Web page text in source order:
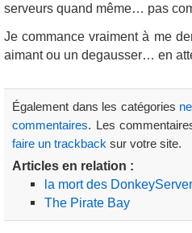
serveurs quand même… pas
Je commance vraiment à me
aimant ou un degausser… en
Également dans les catégories
commentaires. Les
faire un trackback sur votre site.
Articles en relation :
la mort des DonkeyServer
The Pirate Bay